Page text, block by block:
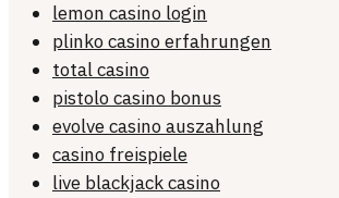
lemon casino login
plinko casino erfahrungen
total casino
pistolo casino bonus
evolve casino auszahlung
casino freispiele
live blackjack casino